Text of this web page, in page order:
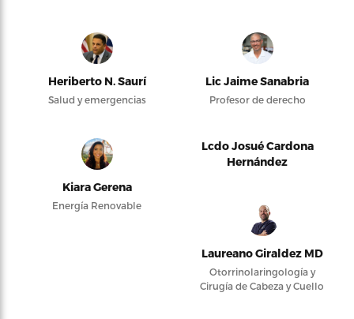
Heriberto N. Saurí
Salud y emergencias
Lic Jaime Sanabria
Profesor de derecho
Kiara Gerena
Energía Renovable
Lcdo Josué Cardona
Hernández
Laureano Giraldez MD
Otorrinolaringología y
Cirugía de Cabeza y Cuello